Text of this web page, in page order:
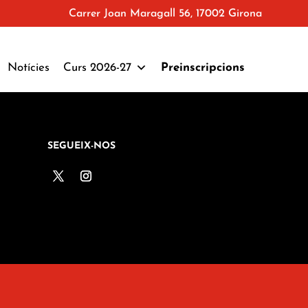
Carrer Joan Maragall 56, 17002 Girona
Notícies Curs 2026-27 Preinscripcions
SEGUEIX-NOS